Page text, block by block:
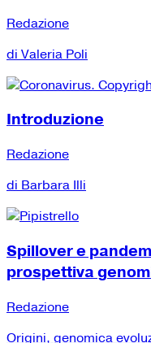
Redazione
di Valeria Poli
Introduzione
Redazione
di Barbara Illi
Spillover e
prospettiva
Redazione
Origini, genomica